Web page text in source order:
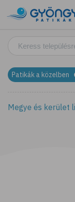
Patikák a közelben
Megye és kerület